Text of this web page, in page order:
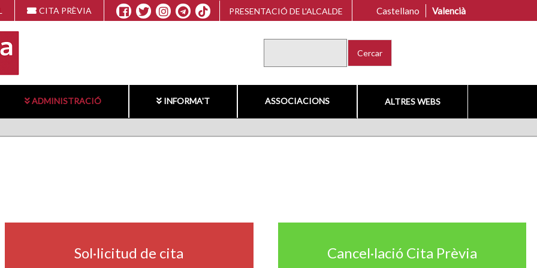
CITA PRÈVIA PRESENTACIÓ DE L'ALCALDE Castellano Valencià
ADMINISTRACIÓ INFORMA'T ASSOCIACIONS ALTRES WEBS
Sol·licitud de cita Cancel·lació Cita Prèvia